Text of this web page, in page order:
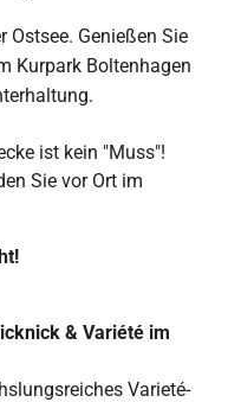
Ostsee. Genießen Sie
Kurpark Boltenhagen
ist kein "Muss"!
Sie vor Ort im
& Variété im
Varieté-